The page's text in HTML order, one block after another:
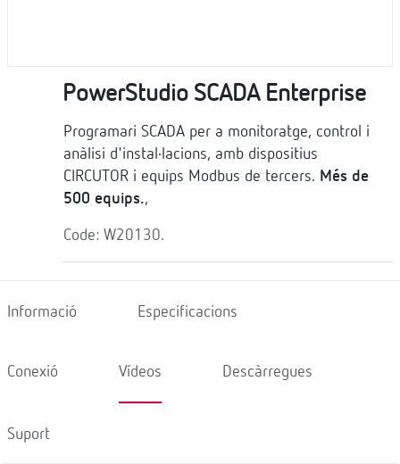
PowerStudio SCADA Enterprise
Programari SCADA per a monitoratge, control i
anàlisi d'instal·lacions, amb dispositius
CIRCUTOR i equips Modbus de tercers. Més de
500 equips.,
Code: W20130.
Informació Especificacions
Conexió Vídeos Descàrregues
Suport